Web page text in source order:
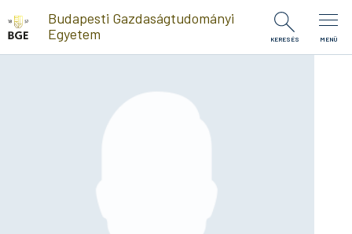
Ugrás a tartalomra
Budapesti Gazdaságtudományi
Egyetem
KERESÉS MENÜ